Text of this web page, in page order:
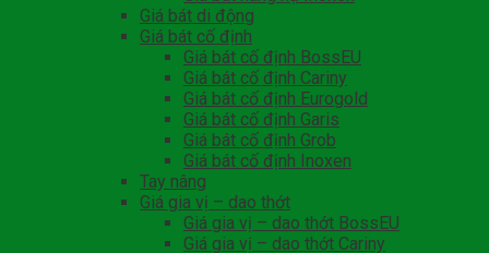
Giá bát di động
Giá bát cố định
Giá bát cố định BossEU
Giá bát cố định Cariny
Giá bát cố định Eurogold
Giá bát cố định Garis
Giá bát cố định Grob
Giá bát cố định Inoxen
Tay nâng
Giá gia vị – dao thớt
Giá gia vị – dao thớt BossEU
Giá gia vị – dao thớt Cariny